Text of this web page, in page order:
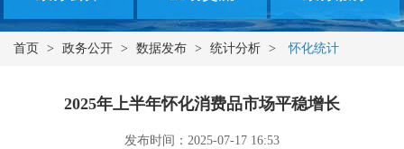
首页 > 政务公开 > 数据发布 > 统计分析 > 怀化统计
2025年上半年怀化消费品市场平稳增长
发布时间：2025-07-17 16:53